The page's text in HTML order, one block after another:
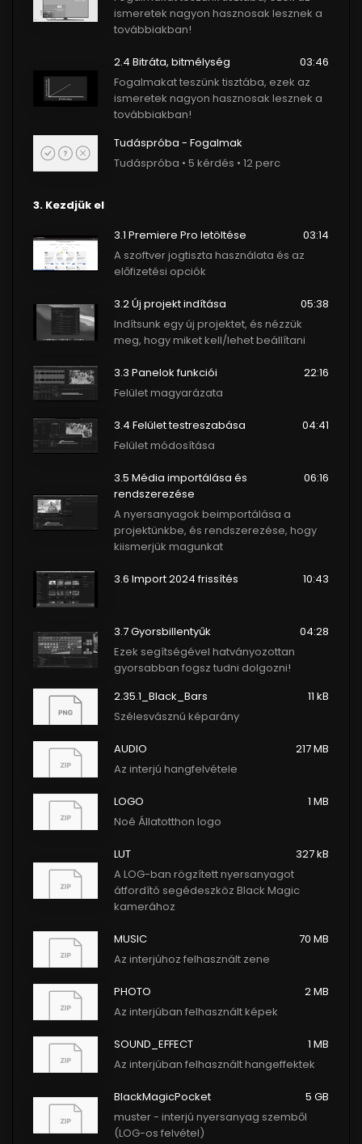
ismeretek nagyon hasznosak lesznek a
továbbiakban!
2.4 Bitráta, bitmélység
03:46
Fogalmakat teszünk tisztába, ezek az
ismeretek nagyon hasznosak lesznek a
továbbiakban!
Tudáspróba - Fogalmak
Tudáspróba • 5 kérdés • 12 perc
3. Kezdjük el
3.1 Premiere Pro letöltése
03:14
A szoftver jogtiszta használata és az
előfizetési opciók
3.2 Új projekt indítása
05:38
Indítsunk egy új projektet, és nézzük
meg, hogy miket kell/lehet beállítani
3.3 Panelok funkciói
22:16
Felület magyarázata
3.4 Felület testreszabása
04:41
Felület módosítása
3.5 Média importálása és
rendszerezése
06:16
A nyersanyagok beimportálása a
projektünkbe, és rendszerezése, hogy
kiismerjük magunkat
3.6 Import 2024 frissítés 10:43
3.7 Gyorsbillentyűk
04:28
Ezek segítségével hatványozottan
gyorsabban fogsz tudni dolgozni!
2.35.1_Black_Bars
11 kB
Szélesvásznú képarány
AUDIO
217 MB
Az interjú hangfelvétele
LOGO
1 MB
Noé Állatotthon logo
LUT
327 kB
A LOG-ban rögzített nyersanyagot
átfordító segédeszköz Black Magic
kamerához
MUSIC
70 MB
Az interjúhoz felhasznált zene
PHOTO
2 MB
Az interjúban felhasznált képek
SOUND_EFFECT
1 MB
Az interjúban felhasznált hangeffektek
BlackMagicPocket
5 GB
muster - interjú nyersanyag szemből
(LOG-os felvétel)